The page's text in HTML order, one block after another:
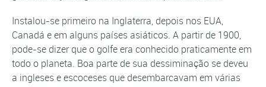
Instalou-se primeiro na Inglaterra, depois nos EUA,
Canadá e em alguns países asiáticos. A partir de 1900,
pode-se dizer que o golfe era conhecido praticamente em
todo o planeta. Boa parte de sua dessiminação se deveu
a ingleses e escoceses que desembarcavam em várias